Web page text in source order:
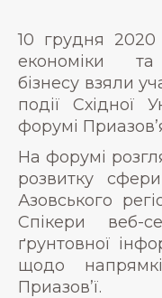
10 грудня
економіки та
бізнесу взяли
події Східної
форумі
На форумі
розвитку
Азовського
Спікери веб-
ґрунтовної
щодо
Приазов’ї.